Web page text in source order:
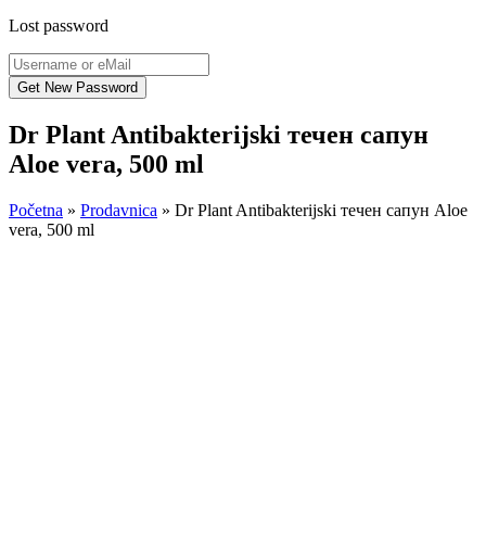
Lost password
Dr Plant Antibakterijski течен сапун
Aloe vera, 500 ml
Početna » Prodavnica » Dr Plant Antibakterijski течен сапун Aloe
vera, 500 ml